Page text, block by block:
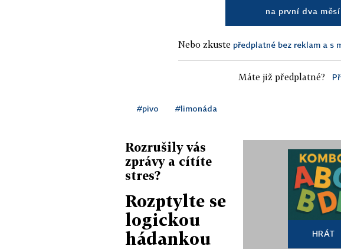
na první dva
Nebo zkuste předplatné bez reklam a s
Máte již předplatné?
#pivo #limonáda
Rozrušily vás
zprávy a cítíte
stres?
Rozptylte se
logickou
hádankou
HRÁT